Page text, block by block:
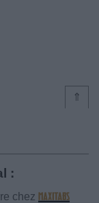
⇑
:
chez